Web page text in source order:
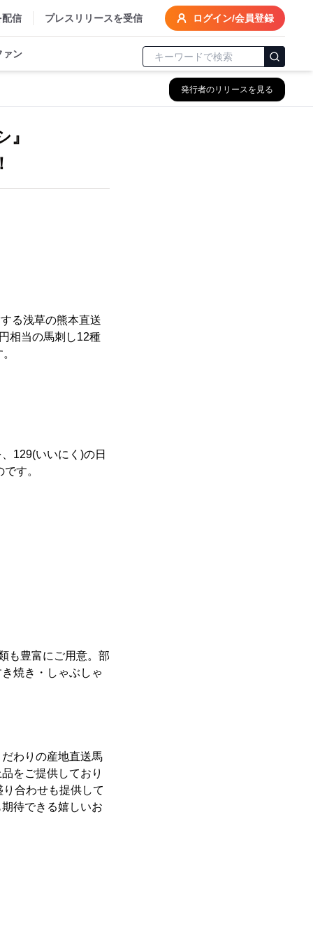
配信 プレスリリースを受信 ログイン/会員登録
ァン
発行者のリリースを見る
』
る浅草の熊本直送
相当の馬刺し12種
129(いいにく)の日
す。
も豊富にご用意。部
焼き・しゃぶしゃ
わりの産地直送馬
をご提供しており
合わせも提供して
待できる嬉しいお